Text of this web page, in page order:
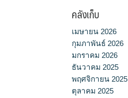
คลังเก็บ
เมษายน 2026
กุมภาพันธ์ 2026
มกราคม 2026
ธันวาคม 2025
พฤศจิกายน 2025
ตุลาคม 2025